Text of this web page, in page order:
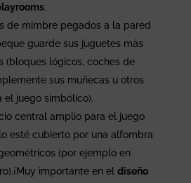
.
de mimbre pegados a la pared
guarde sus juguetes más
(bloques lógicos, coches de
sus muñecas u otros
el juego simbólico).
central amplio para el juego
esté cubierto por una alfombra
(por ejemplo en
importante en el diseño